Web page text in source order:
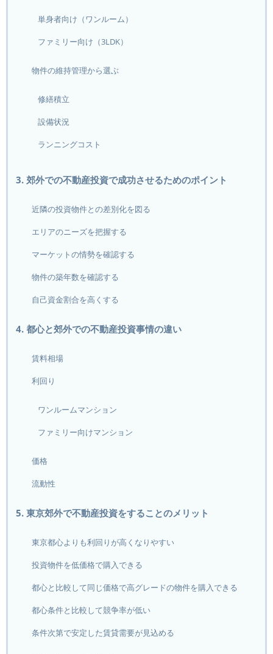
単身者向け（ワンルーム）
ファミリー向け（3LDK）
物件の維持管理から選ぶ
修繕積立
設備状況
ランニングコスト
3. 郊外での不動産投資で成功させるためのポイント
近隣の投資物件との差別化を図る
エリアのニーズを把握する
マーケットの情勢を確認する
物件の築年数を確認する
自己資金割合を高くする
4. 都心と郊外での不動産投資事情の違い
賃料相場
利回り
ワンルームマンション
ファミリー向けマンション
価格
流動性
5. 東京郊外で不動産投資をすることのメリット
東京都心よりも利回りが高くなりやすい
投資物件を低価格で購入できる
都心と比較して同じ価格で高グレードの物件を購入できる
都心条件と比較して競争率が低い
条件次第で安定した賃貸需要が見込める